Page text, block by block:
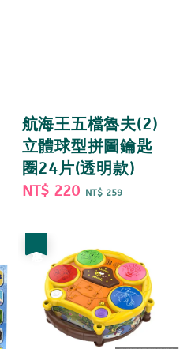
航海王五檔魯夫(2)
立體球型拼圖鑰匙
圈24片(透明款)
Sale
NT$ 220 Regular
NT$ 259